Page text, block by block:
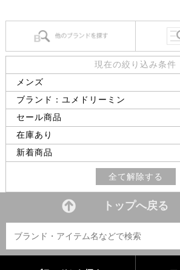
現在の絞り込み条件
メンズ
ブランド：ユメドリーミン
セール商品
在庫あり
新着商品
全て解除する
トップへ戻る